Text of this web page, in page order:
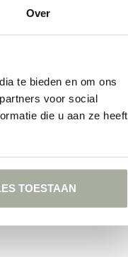
Over
te bieden en om ons
voor social
die u aan ze heeft
TOESTAAN